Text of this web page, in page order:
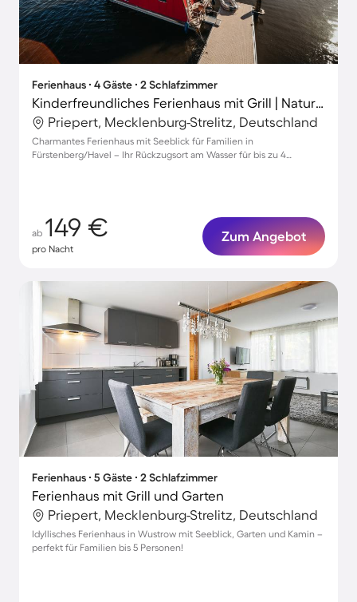
Ferienhaus ∙ 4 Gäste ∙ 2 Schlafzimmer
Kinderfreundliches Ferienhaus mit Grill | Naturblick
Priepert, Mecklenburg-Strelitz, Deutschland
Charmantes Ferienhaus mit Seeblick für Familien in
Fürstenberg/Havel – Ihr Rückzugsort am Wasser für bis zu 4
ab 149 €
pro Nacht
Zum Angebot
Ferienhaus ∙ 5 Gäste ∙ 2 Schlafzimmer
Ferienhaus mit Grill und Garten
Priepert, Mecklenburg-Strelitz, Deutschland
Idyllisches Ferienhaus in Wustrow mit Seeblick, Garten und Kamin –
perfekt für Familien bis 5 Personen!